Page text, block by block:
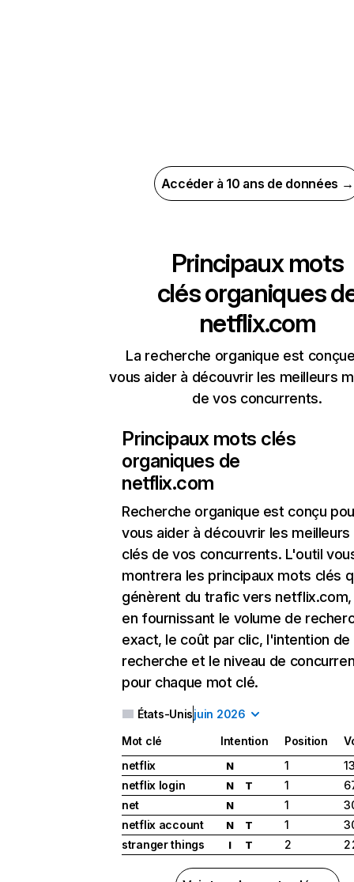
Accéder à 10 ans de données →
Principaux mots
clés organiques
netflix.com
La recherche organique est
vous aider à découvrir les meilleurs
de vos concurrents.
Principaux mots clés
organiques de
netflix.com
Recherche organique est conçu
vous aider à découvrir les
clés de vos concurrents. L'outil
montrera les principaux mots clés
génèrent du trafic vers
en fournissant le volume de
exact, le coût par clic, l'intention de
recherche et le niveau de
pour chaque mot clé.
États-Unisjuin 2026
Mot clé Intention Position
netflix
N 1
netflix login
N T 1
net
N 1
netflix account
N T 1
stranger things
I T 2 2